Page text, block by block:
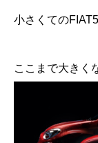
小さくての
ここまで大きく